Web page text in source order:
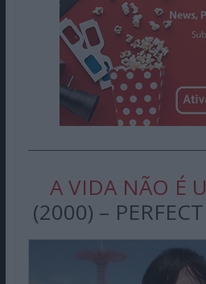
A VIDA NÃO É
(2000) –